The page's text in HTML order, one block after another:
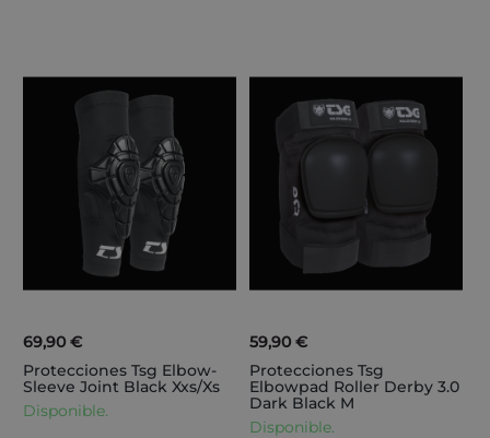
69,90 €
Protecciones Tsg Elbow-
Sleeve Joint Black Xxs/Xs
Disponible.
59,90 €
Protecciones Tsg
Elbowpad Roller Derby 3.0
Dark Black M
Disponible.